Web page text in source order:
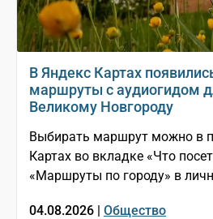
В Яндекс Картах
маршруты с аудиогидом
Великому Новгороду
Выбирать маршрут можно в
Картах во вкладке «Что
«Маршруты по городу» в
04.08.2026 | Общество